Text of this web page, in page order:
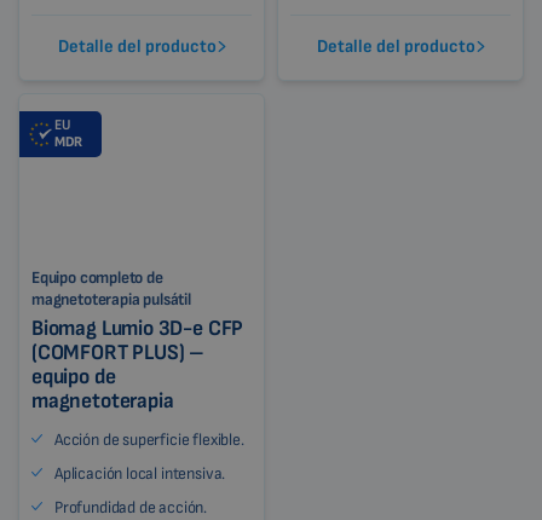
Detalle del producto Detalle del producto
EU
MDR
Equipo completo de
magnetoterapia pulsátil
Biomag Lumio 3D-e CFP
(COMFORT PLUS) –
equipo de
magnetoterapia
Acción de superficie flexible.
Aplicación local intensiva.
Profundidad de acción.